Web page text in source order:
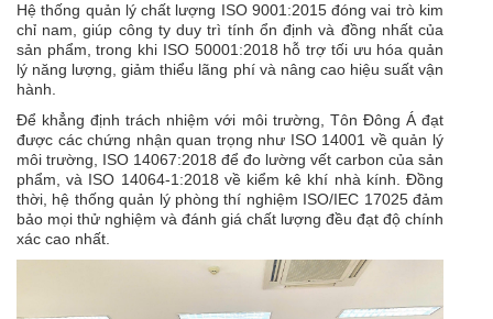
Hệ thống quản lý chất lượng ISO 9001:2015 đóng vai trò kim
chỉ nam, giúp công ty duy trì tính ổn định và đồng nhất của
sản phẩm, trong khi ISO 50001:2018 hỗ trợ tối ưu hóa quản
lý năng lượng, giảm thiểu lãng phí và nâng cao hiệu suất vận
hành.
Để khẳng định trách nhiệm với môi trường, Tôn Đông Á đạt
được các chứng nhận quan trọng như ISO 14001 về quản lý
môi trường, ISO 14067:2018 để đo lường vết carbon của sản
phẩm, và ISO 14064-1:2018 về kiểm kê khí nhà kính. Đồng
thời, hệ thống quản lý phòng thí nghiệm ISO/IEC 17025 đảm
bảo mọi thử nghiệm và đánh giá chất lượng đều đạt độ chính
xác cao nhất.